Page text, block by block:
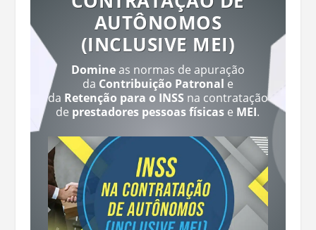
AUTÔNOMOS
(INCLUSIVE MEI)
Domineas normas de apuração
da Contribuição Patronal e
da Retenção para o INSS na contratação
de prestadores pessoas físicas e MEI.